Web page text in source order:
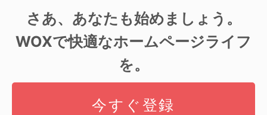
さあ、あなたも始めましょう。
WOXで快適なホームページライフ
を。
今すぐ登録